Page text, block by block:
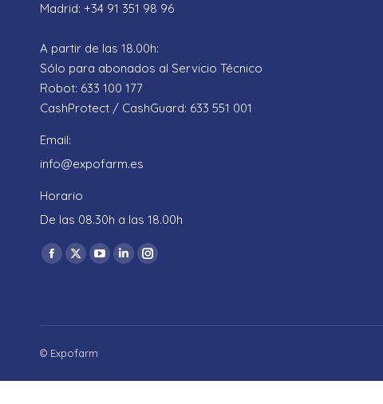
Madrid: +34 91 351 98 96
A partir de las 18.00h:
Sólo para abonados al Servicio Técnico
Robot: 633 100 177
CashProtect / CashGuard: 633 551 001
Email:
info@expofarm.es
Horario
De las 08.30h a las 18.00h
Encuéntranos en:
Facebook
in
X
in
YouTube
in
Linkedin
in
Instagram
in
© Expofarm